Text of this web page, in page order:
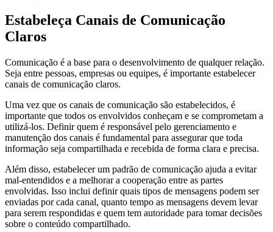
Estabeleça Canais de Comunicação
Claros
Comunicação é a base para o desenvolvimento de qualquer relação.
Seja entre pessoas, empresas ou equipes, é importante estabelecer
canais de comunicação claros.
Uma vez que os canais de comunicação são estabelecidos, é
importante que todos os envolvidos conheçam e se comprometam a
utilizá-los. Definir quem é responsável pelo gerenciamento e
manutenção dos canais é fundamental para assegurar que toda
informação seja compartilhada e recebida de forma clara e precisa.
Além disso, estabelecer um padrão de comunicação ajuda a evitar
mal-entendidos e a melhorar a cooperação entre as partes
envolvidas. Isso inclui definir quais tipos de mensagens podem ser
enviadas por cada canal, quanto tempo as mensagens devem levar
para serem respondidas e quem tem autoridade para tomar decisões
sobre o conteúdo compartilhado.